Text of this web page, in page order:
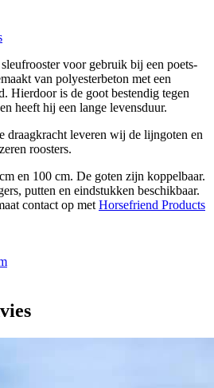
voor gebruik bij een poets-
van polyesterbeton met een
Hierdoor is de goot bestendig tegen
heeft hij een lange levensduur.
draagkracht leveren wij de lijngoten en
roosters.
en 100 cm. De goten zijn koppelbaar.
putten en eindstukken beschikbaar.
contact op met Horsefriend Products